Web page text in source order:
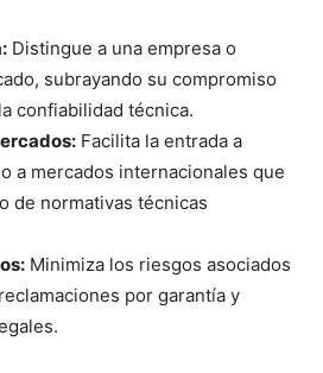
Distingue a una empresa o
subrayando su compromiso
confiabilidad técnica.
Facilita la entrada a
a mercados internacionales que
de normativas técnicas
Minimiza los riesgos asociados
por garantía y